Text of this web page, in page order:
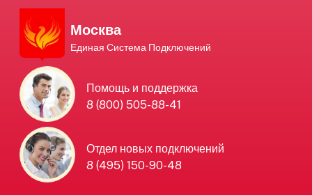
Москва
Единая Система Подключений
Помощь и поддержка
8 (800) 505-88-41
Отдел новых подключений
8 (495) 150-90-48
Единая Система
Подключений
нового интернета и
телевидения в Москве